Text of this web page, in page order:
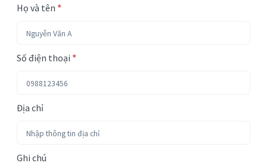
Họ và tên *
Số điện thoại *
Địa chỉ
Ghi chú